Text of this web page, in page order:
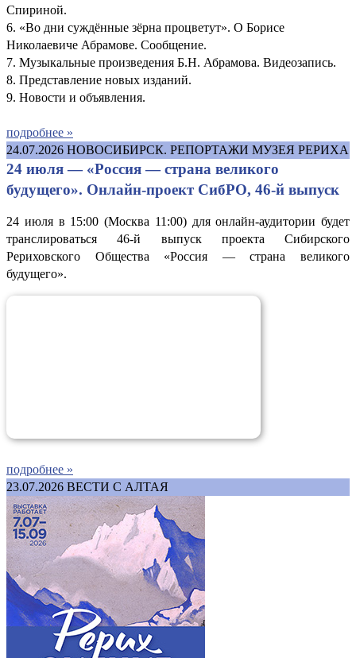
Спириной.
6. «Во дни суждённые зёрна процветут». О Борисе
Николаевиче Абрамове. Сообщение.
7. Музыкальные произведения Б.Н. Абрамова. Видеозапись.
8. Представление новых изданий.
9. Новости и объявления.
подробнее »
24.07.2026 НОВОСИБИРСК. РЕПОРТАЖИ МУЗЕЯ РЕРИХА
24 июля — «Россия — страна великого
будущего». Онлайн-проект СибРО, 46-й выпуск
24 июля в 15:00 (Москва 11:00) для онлайн-аудитории будет
транслироваться 46-й выпуск проекта Сибирского
Рериховского Общества «Россия — страна великого
будущего».
подробнее »
23.07.2026 ВЕСТИ С АЛТАЯ